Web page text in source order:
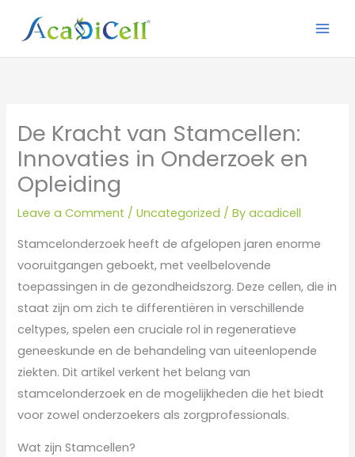
De Kracht van Stamcellen:
Innovaties in Onderzoek en
Opleiding
Leave a Comment /Uncategorized / Byacadicell
Stamcelonderzoek heeft de afgelopen jaren enorme
vooruitgangen geboekt, met veelbelovende
toepassingen in de gezondheidszorg. Deze cellen, die in
staat zijn om zich te differentiëren in verschillende
celtypes, spelen een cruciale rol in regeneratieve
geneeskunde en de behandeling van uiteenlopende
ziekten. Dit artikel verkent het belang van
stamcelonderzoek en de mogelijkheden die het biedt
voor zowel onderzoekers als zorgprofessionals.
Wat zijn Stamcellen?